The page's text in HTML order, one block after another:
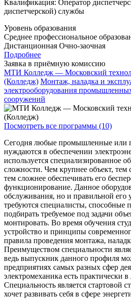
Квалификация: Оператор
диспетчерской) службы
Уровень образования
Среднее профессиональное
Дистанционная Очно-заочная
Подробнее
Заявка в приёмную комиссию
МТИ Колледж — Московский
(Колледж) Монтаж, наладка и
электрооборудования
сооружений
Посмотреть все программы (10)
Сегодня любые промышленные или
нуждаются в обеспечении
используется специализированное
сложности. Чем крупнее объект, тем
тем сложнее обеспечивать его
функционирование. Данное
обслуживания, но и правильной его
требуются специалисты, способные
подбирать требуемое под задачи
монтировать. Во время обучения
устройство и принципы
правила проведения монтажа,
Преимуществом специальности
ведь выпускник данного профиля
предприятиях самых разных сфер
электромеханика есть практически
Специальность является стартовой
хочет развивать себя в сфере